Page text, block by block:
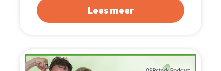
Lees meer